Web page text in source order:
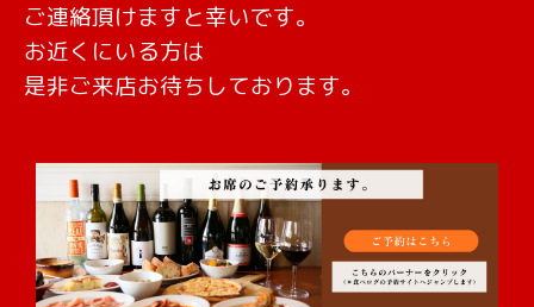
ご連絡頂けますと幸いです。
お近くにいる方は
是非ご来店お待ちしております。